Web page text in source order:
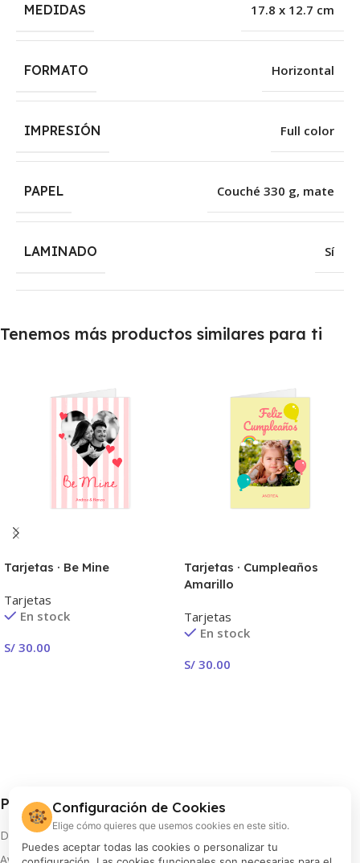
MEDIDAS 17.8 x 12.7 cm
FORMATO Horizontal
IMPRESIÓN Full color
PAPEL Couché 330 g, mate
LAMINADO Sí
Tenemos más productos similares para ti
Tarjetas · Be Mine
Tarjetas
En stock
S/ 30.00
Tarjetas · Cumpleaños
Amarillo
Tarjetas
En stock
S/ 30.00
Procolor S.A.
Distribuidor oficial de FUJIFILM en Perú
Av. Arequipa 810, Lima
🍪 Configuración de Cookies
Elige cómo quieres que usemos cookies en este sitio.
Puedes aceptar todas las cookies o personalizar tu